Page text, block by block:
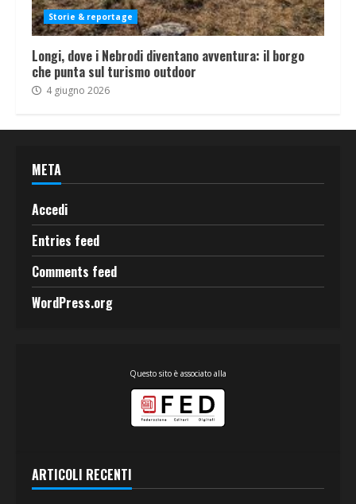
Storie & reportage
Longi, dove i Nebrodi diventano avventura: il borgo
che punta sul turismo outdoor
4 giugno 2026
META
Accedi
Entries feed
Comments feed
WordPress.org
Questo sito è associato alla
ARTICOLI RECENTI